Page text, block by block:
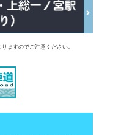
ますのでご注意ください。